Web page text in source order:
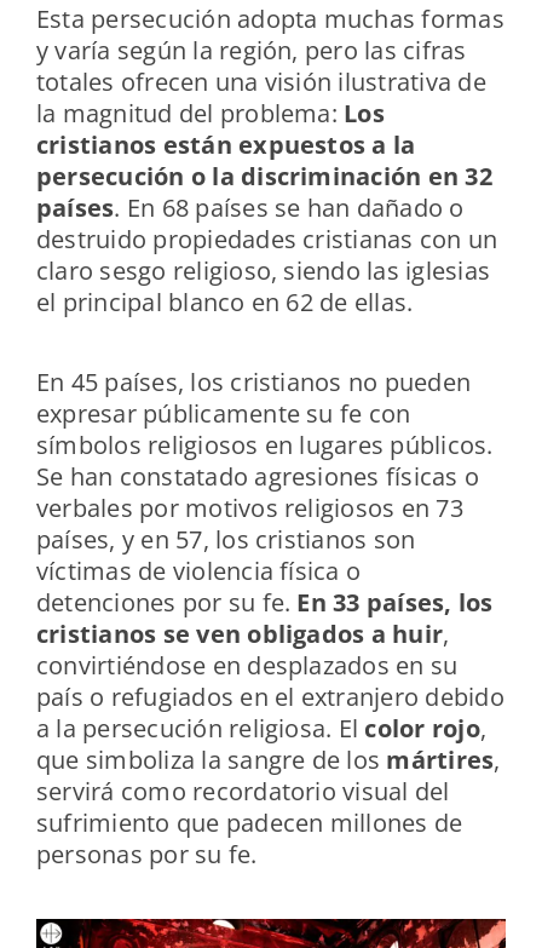
Esta persecución adopta muchas formas
y varía según la región, pero las cifras
totales ofrecen una visión ilustrativa de
la magnitud del problema: Los
cristianos están expuestos a la
persecución o la discriminación en 32
países. En 68 países se han dañado o
destruido propiedades cristianas con un
claro sesgo religioso, siendo las iglesias
el principal blanco en 62 de ellas.
En 45 países, los cristianos no pueden
expresar públicamente su fe con
símbolos religiosos en lugares públicos.
Se han constatado agresiones físicas o
verbales por motivos religiosos en 73
países, y en 57, los cristianos son
víctimas de violencia física o
detenciones por su fe. En 33 países, los
cristianos se ven obligados a huir,
convirtiéndose en desplazados en su
país o refugiados en el extranjero debido
a la persecución religiosa. El color rojo,
que simboliza la sangre de los mártires,
servirá como recordatorio visual del
sufrimiento que padecen millones de
personas por su fe.